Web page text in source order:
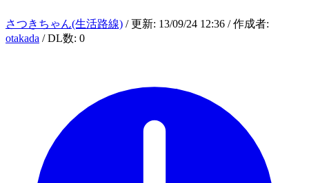
さつきちゃん(生活路線) / 更新: 13/09/24 12:36 / 作成者:
otakada / DL数: 0